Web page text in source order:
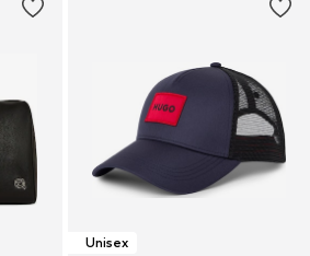
Unisex